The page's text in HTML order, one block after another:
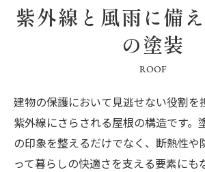
紫外線と風雨に備
の塗装
ROOF
建物の保護において見逃せない役割を
紫外線にさらされる屋根の構造です。
の印象を整えるだけでなく、断熱性や
って暮らしの快適さを支える要素にも